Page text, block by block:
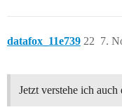
datafox_11e739 7.
22
Jetzt verstehe ich